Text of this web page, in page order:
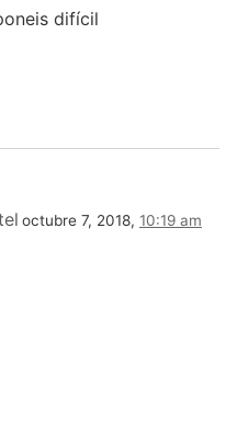
difícil
octubre 7, 2018, 10:19 am